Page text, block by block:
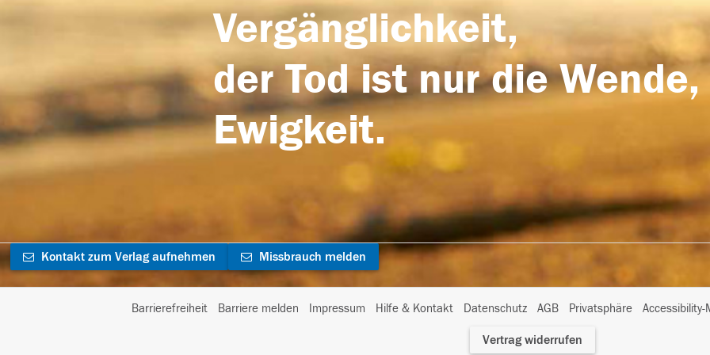
Vergänglichkeit,
der Tod ist nur die
Ewigkeit.
Kontakt zum Verlag aufnehmen Missbrauch melden
Barrierefreiheit Barriere melden Impressum Hilfe & Kontakt Datenschutz AGB Privatsphäre
I
Vertrag widerrufen